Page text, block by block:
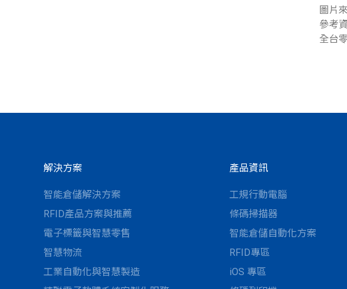
圖片
參考
全台
解決方案
智能倉儲解決方案
RFID產品方案與推薦
電子標籤與智慧零售
智慧物流
工業自動化與智慧製造
產品資訊
工規行動電腦
條碼掃描器
智能倉儲自動化方案
RFID專區
iOS 專區